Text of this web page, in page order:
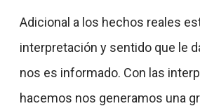
Adicional a los hechos reales
interpretación y sentido que le
nos es informado. Con las
hacemos nos generamos una